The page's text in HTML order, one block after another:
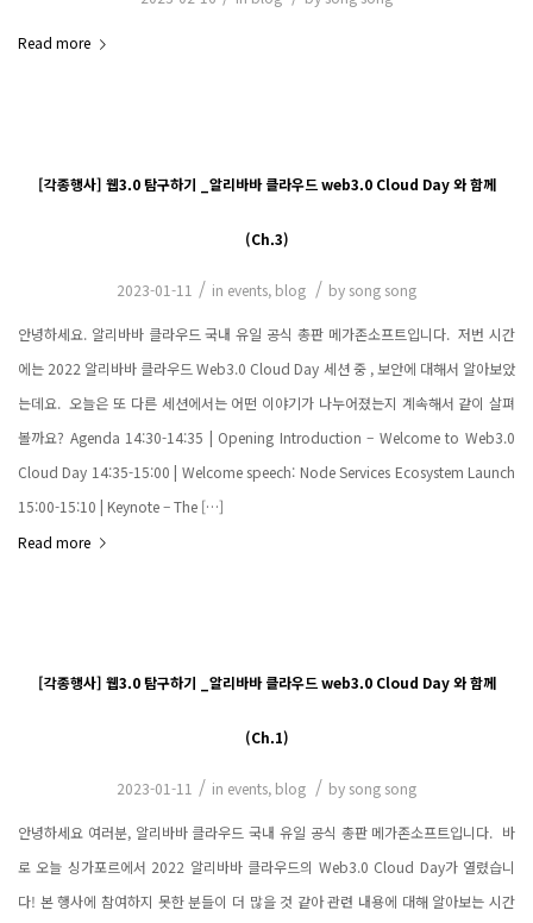
Read more
[각종행사] 웹3.0 탐구하기 _알리바바 클라우드 web3.0 Cloud Day 와 함께
(Ch.3)
2023-01-11 / in events, blog / by song song
안녕하세요. 알리바바 클라우드 국내 유일 공식 총판 메가존소프트입니다. ​ 저번 시간
에는 2022 알리바바 클라우드 Web3.0 Cloud Day 세션 중 , 보안에 대해서 알아보았
는데요. ​ 오늘은 또 다른 세션에서는 어떤 이야기가 나누어졌는지 계속해서 같이 살펴
볼까요? Agenda 14:30-14:35 | Opening Introduction – Welcome to Web3.0
Cloud Day 14:35-15:00 | Welcome speech: Node Services Ecosystem Launch
15:00-15:10 | Keynote – The […]
Read more
[각종행사] 웹3.0 탐구하기 _알리바바 클라우드 web3.0 Cloud Day 와 함께
(Ch.1)
2023-01-11 / in events, blog / by song song
안녕하세요 여러분, 알리바바 클라우드 국내 유일 공식 총판 메가존소프트입니다. ​ 바
로 오늘 싱가포르에서 2022 알리바바 클라우드의 Web3.0 Cloud Day가 열렸습니
다! 본 행사에 참여하지 못한 분들이 더 많을 것 같아 관련 내용에 대해 알아보는 시간